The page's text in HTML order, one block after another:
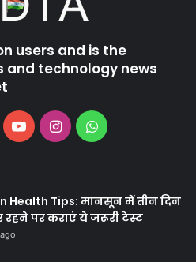
users and is the
and technology news
YouTubeInstagramWhatsApp
Health Tips: मानसून में तीन दिन
पर कराएं ये जरूरी टेस्ट